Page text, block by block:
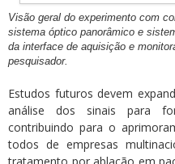
Visão geral do experimento com
sistema óptico panorâmico e
da interface de aquisição e
pesquisador.
Estudos futuros devem
análise dos sinais para
contribuindo para o
todos de empresas